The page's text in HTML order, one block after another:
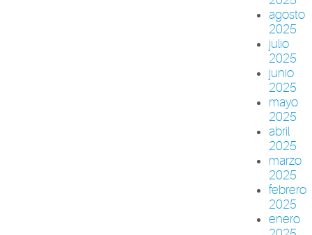
agosto
2025
julio
2025
junio
2025
mayo
2025
abril
2025
marzo
2025
febrero
2025
enero